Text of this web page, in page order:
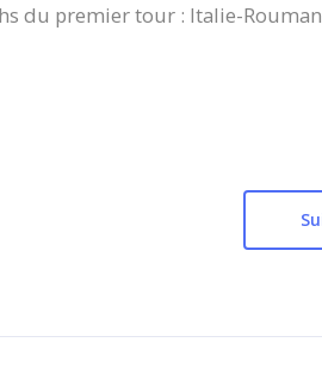
du premier tour : Italie-